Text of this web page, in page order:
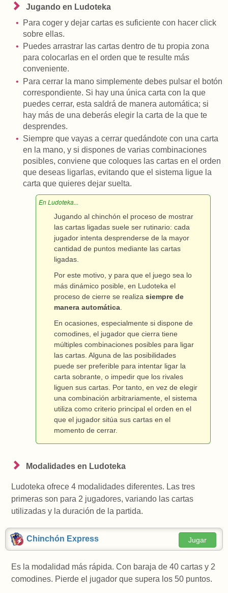
Jugando en Ludoteka
Para coger y dejar cartas es suficiente con hacer click
sobre ellas.
Puedes arrastrar las cartas dentro de tu propia zona
para colocarlas en el orden que te resulte más
conveniente.
Para cerrar la mano simplemente debes pulsar el botón
correspondiente. Si hay una única carta con la que
puedes cerrar, esta saldrá de manera automática; si
hay más de una deberás elegir la carta de la que te
desprendes.
Siempre que vayas a cerrar quedándote con una carta
en la mano, y si dispones de varias combinaciones
posibles, conviene que coloques las cartas en el orden
que deseas ligarlas, evitando que el sistema ligue la
carta que quieres dejar suelta.
Jugando al chinchón el proceso de mostrar
las cartas ligadas suele ser rutinario: cada
jugador intenta desprenderse de la mayor
cantidad de puntos mediante las cartas
ligadas.
Por este motivo, y para que el juego sea lo
más dinámico posible, en Ludoteka el
proceso de cierre se realiza siempre de
manera automática.
En ocasiones, especialmente si dispone de
comodines, el jugador que cierra tiene
múltiples combinaciones posibles para ligar
las cartas. Alguna de las posibilidades
puede ser preferible para intentar ligar la
carta sobrante, o impedir que los rivales
liguen sus cartas. Por tanto, en vez de elegir
una combinación arbitrariamente, el sistema
utiliza como criterio principal el orden en el
que el jugador sitúa sus cartas en el
momento de cerrar.
Modalidades en Ludoteka
Ludoteka ofrece 4 modalidades diferentes. Las tres
primeras son para 2 jugadores, variando las cartas
utilizadas y la duración de la partida.
Chinchón Express Jugar
Es la modalidad más rápida. Con baraja de 40 cartas y 2
comodines. Pierde el jugador que supera los 50 puntos.